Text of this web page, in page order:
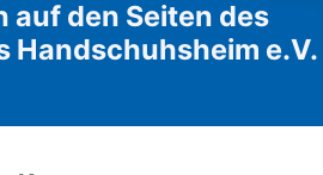
auf den Seiten des
Handschuhsheim e.V.